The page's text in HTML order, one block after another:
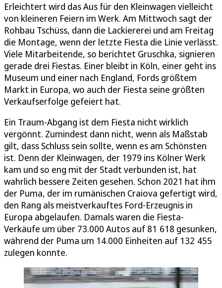
Erleichtert wird das Aus für den Kleinwagen vielleicht
von kleineren Feiern im Werk. Am Mittwoch sagt der
Rohbau Tschüss, dann die Lackiererei und am Freitag
die Montage, wenn der letzte Fiesta die Linie verlässt.
Viele Mitarbeitende, so berichtet Gruschka, signieren
gerade drei Fiestas. Einer bleibt in Köln, einer geht ins
Museum und einer nach England, Fords größtem
Markt in Europa, wo auch der Fiesta seine größten
Verkaufserfolge gefeiert hat.
Ein Traum-Abgang ist dem Fiesta nicht wirklich
vergönnt. Zumindest dann nicht, wenn als Maßstab
gilt, dass Schluss sein sollte, wenn es am Schönsten
ist. Denn der Kleinwagen, der 1979 ins Kölner Werk
kam und so eng mit der Stadt verbunden ist, hat
wahrlich bessere Zeiten gesehen. Schon 2021 hat ihm
der Puma, der im rumänischen Craiova gefertigt wird,
den Rang als meistverkauftes Ford-Erzeugnis in
Europa abgelaufen. Damals waren die Fiesta-
Verkäufe um über 73.000 Autos auf 81 618 gesunken,
während der Puma um 14.000 Einheiten auf 132 455
zulegen konnte.